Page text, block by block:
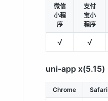
微信
小程
序
支付
宝小
程序
√ √
uni-app x(5.15)
Chrome Safari